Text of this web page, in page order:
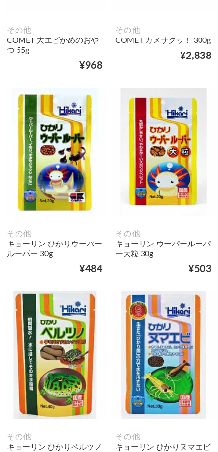
その他
COMET 大エビかめのおや
つ 55g
¥968
その他
COMET カメサクッ！ 300g
¥2,838
その他
キョーリン ひかりウーパー
ルーパー 30g
¥484
その他
キョーリン ウーパールーパ
ー大粒 30g
¥503
その他
キョーリン ひかりベルツノ
その他
キョーリン ひかりヌマエビ